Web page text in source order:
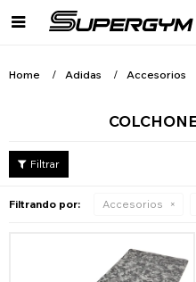

Home Adidas Accesorios
Filtrando por: Accesorios